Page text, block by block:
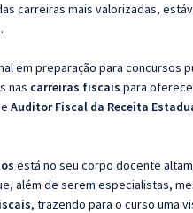
carreiras mais valorizadas,
em preparação para concursos
nas carreiras fiscais para
Auditor Fiscal da Receita
está no seu corpo docente
além de serem especialistas,
, trazendo para o curso uma